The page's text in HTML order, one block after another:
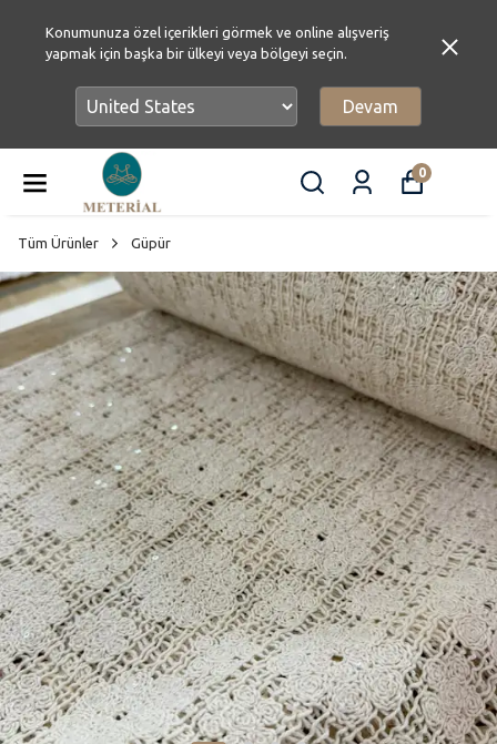
Konumunuza özel içerikleri görmek ve online alışveriş
yapmak için başka bir ülkeyi veya bölgeyi seçin.
Devam
0
Tüm Ürünler Güpür